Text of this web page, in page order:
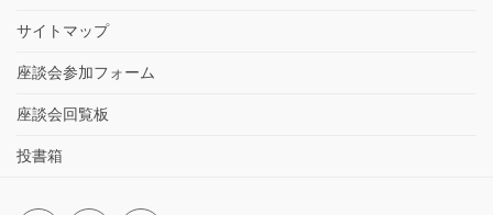
サイトマップ
座談会参加フォーム
座談会回覧板
投書箱